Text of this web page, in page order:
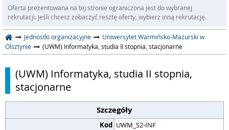
Oferta prezentowana na tej stronie ograniczona jest do wybranej
rekrutacji. Jeśli chcesz zobaczyć resztę oferty, wybierz inną rekrutację.
Jednostki organizacyjne
Uniwersytet Warmińsko-Mazurski w
Olsztynie
(UWM) Informatyka, studia II stopnia, stacjonarne
(UWM) Informatyka, studia II stopnia,
stacjonarne
Szczegóły
Kod UWM_S2-INF